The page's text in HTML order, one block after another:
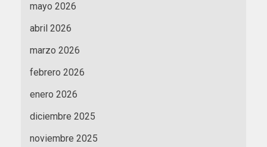
mayo 2026
abril 2026
marzo 2026
febrero 2026
enero 2026
diciembre 2025
noviembre 2025